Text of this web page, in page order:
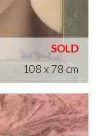
108 x 78 cm